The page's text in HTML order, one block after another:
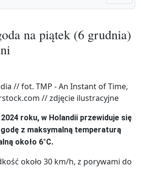
na piątek (6 grudnia)
roku, w Holandii przewiduje się
z maksymalną temperaturą
około 6°C.
około 30 km/h, z porywami do